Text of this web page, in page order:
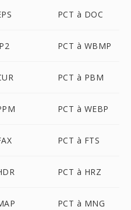
PCT à DOC
PCT à WBMP
PCT à PBM
PCT à WEBP
PCT à FTS
PCT à HRZ
PCT à MNG